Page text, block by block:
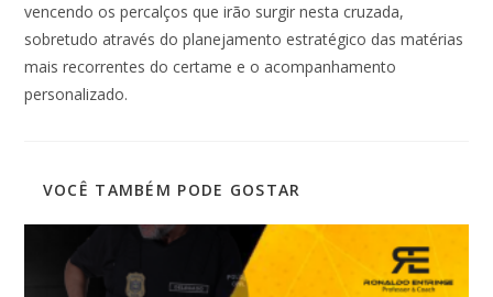
vencendo os percalços que irão surgir nesta cruzada,
sobretudo através do planejamento estratégico das matérias
mais recorrentes do certame e o acompanhamento
personalizado.
VOCÊ TAMBÉM PODE GOSTAR